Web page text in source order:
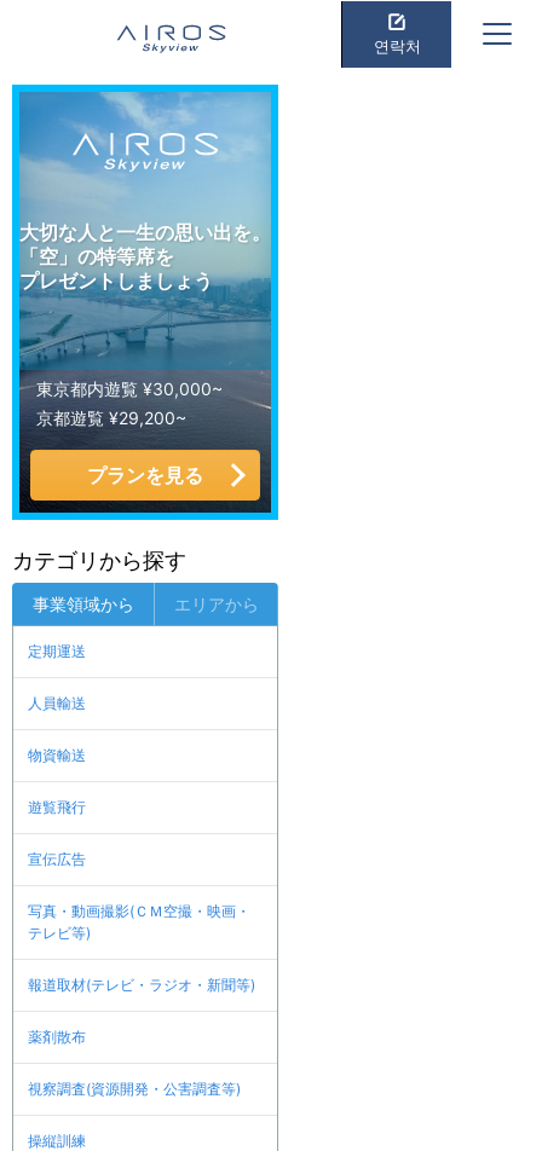
연락처
大切な人と一生の思い出を。
「空」の特等席を
プレゼントしましょう
東京都内遊覧 ¥30,000~
京都遊覧 ¥29,200~
プランを見る
カテゴリから探す
事業領域から エリアから
定期運送
人員輸送
物資輸送
遊覧飛行
宣伝広告
写真・動画撮影(ＣＭ空撮・映画・
テレビ等)
報道取材(テレビ・ラジオ・新聞等)
薬剤散布
視察調査(資源開発・公害調査等)
操縦訓練